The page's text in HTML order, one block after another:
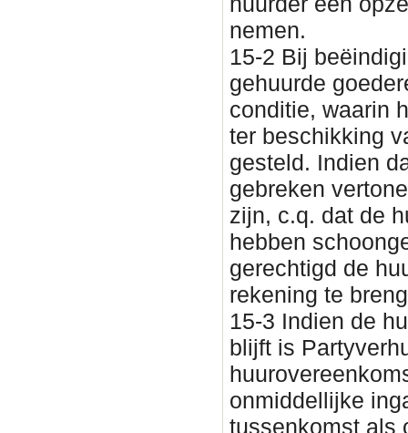
nemen.
15-2 Bij
gehuurde
conditie, waarin
ter beschikking
gesteld. Indien
gebreken
zijn, c.q. dat de
hebben
gerechtigd de
rekening te
15-3 Indien de
blijft is
onmiddellijke
tussenkomst als